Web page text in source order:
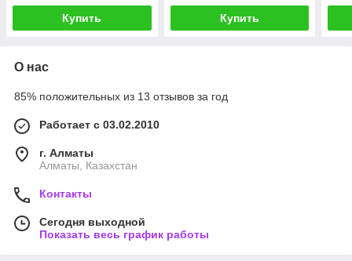
Купить Купить
О нас
85% положительных из 13 отзывов за год
Работает с 03.02.2010
г. Алматы
Алматы, Казахстан
Контакты
Сегодня выходной
Показать весь график работы